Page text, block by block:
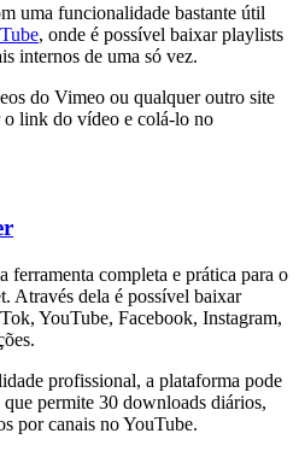
uma funcionalidade bastante útil
, onde é possível baixar playlists
internos de uma só vez.
do Vimeo ou qualquer outro site
o link do vídeo e colá-lo no
completa e prática para o
Através dela é possível baixar
YouTube, Facebook, Instagram,
profissional, a plataforma pode
permite 30 downloads diários,
por canais no YouTube.